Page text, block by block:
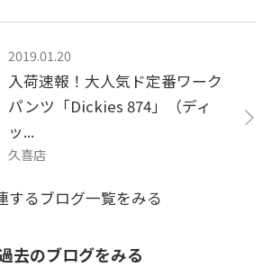
2019.01.20
入荷速報！大人気ド定番ワーク
パンツ「Dickies 874」（ディ
ッ...
久喜店
するブログ一覧をみる
去のブログをみる